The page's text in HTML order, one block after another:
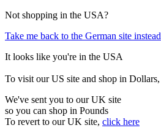
Not shopping in the USA?
Take me back to the German site instead
It looks like you're in the USA
To visit our US site and shop in Dollars,
We've sent you to our UK site
so you can shop in Pounds
To revert to our UK site, click here